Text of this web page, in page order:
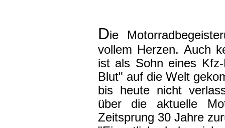
Die
vollem Herzen. Auch
ist als Sohn eines
Blut" auf die Welt
bis heute nicht
über die aktuelle
Zeitsprung 30 Jahre